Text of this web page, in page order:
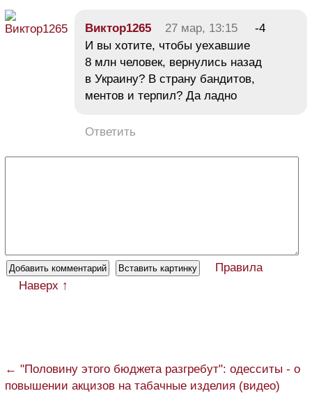
Виктор1265 27 мар, 13:15
-4
И вы хотите, чтобы уехавшие
8 млн человек, вернулись назад
в Украину? В страну бандитов,
ментов и терпил? Да ладно
Ответить
Правила
Наверх ↑
← "Половину этого бюджета разгребут": одесситы - о
повышении акцизов на табачные изделия (видео)